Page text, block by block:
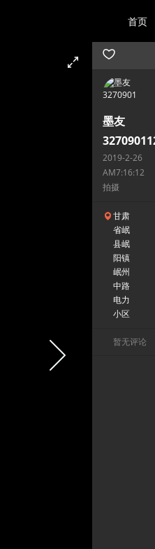
首页
墨友
2019-2-26
AM7:16:12
拍摄
甘肃
省岷
县岷
阳镇
岷州
中路
电力
小区
暂无评论